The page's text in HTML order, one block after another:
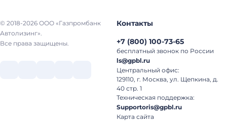
© 2018-2026 ООО «Газпромбанк
Автолизинг».
Все права защищены.
Контакты
+7 (800) 100-73-65
бесплатный звонок по России
ls@gpbl.ru
Центральный офис:
129110, г. Москва, ул. Щепкина, д.
40 стр. 1
Техническая поддержка:
Supportoris@gpbl.ru
Карта сайта